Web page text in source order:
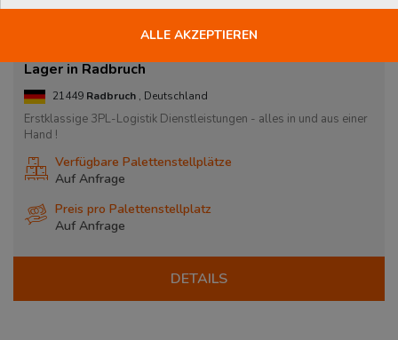
Lager in Radbruch
21449 Radbruch , Deutschland
Erstklassige 3PL-Logistik Dienstleistungen - alles in und aus einer
Hand !
Verfügbare Palettenstellplätze
Auf Anfrage
Preis pro Palettenstellplatz
Auf Anfrage
DETAILS
ALLE AKZEPTIEREN